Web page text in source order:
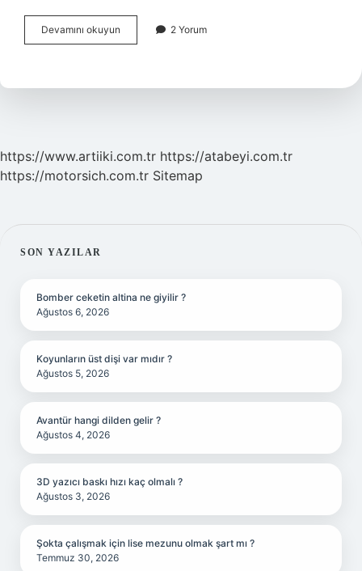
Devamını okuyun
Bulamaç
2 Yorum
https://www.artiiki.com.tr https://atabeyi.com.tr
https://motorsich.com.tr Sitemap
SIDEBAR
SON YAZILAR
Bomber ceketin altina ne giyilir ?
Ağustos 6, 2026
Koyunların üst dişi var mıdır ?
Ağustos 5, 2026
Avantür hangi dilden gelir ?
Ağustos 4, 2026
3D yazıcı baskı hızı kaç olmalı ?
Ağustos 3, 2026
Şokta çalışmak için lise mezunu olmak şart mı ?
Temmuz 30, 2026